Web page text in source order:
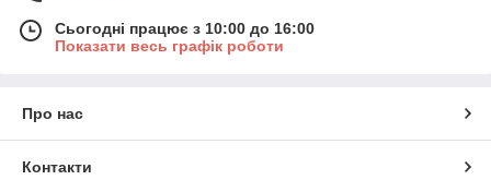
Сьогодні працює з 10:00 до 16:00
Показати весь графік роботи
Про нас
Контакти